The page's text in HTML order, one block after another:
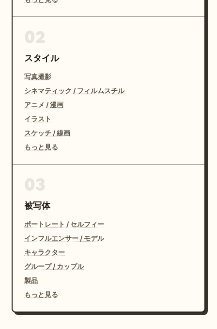
スタイル
写真撮影
シネマティック / フィルムスチル
アニメ / 漫画
イラスト
スケッチ / 線画
もっと見る
被写体
ポートレート / セルフィー
インフルエンサー / モデル
キャラクター
グループ / カップル
製品
もっと見る